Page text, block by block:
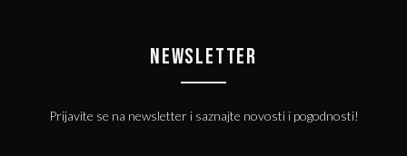
NEWSLETTER
Prijavite se na newsletter i saznajte novosti i pogodnosti!